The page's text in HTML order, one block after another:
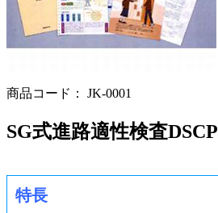
商品コード： JK-0001
SG式進路適性検査DSCP
特長